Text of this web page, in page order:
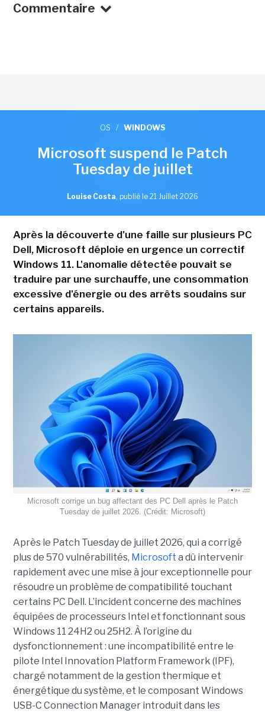
Commentaire
OS / WINDOWS
Microsoft suspend le Patch
Tuesday de juillet
Louise Costa, publié le 21 Juillet 2026
Après la découverte d'une faille sur plusieurs PC
Dell, Microsoft déploie en urgence un correctif
Windows 11. L'anomalie détectée pouvait se
traduire par une surchauffe, une consommation
excessive d'énergie ou des arrêts soudains sur
certains appareils.
Microsoft corrige un bug affectant des PC Dell après le Patch
Tuesday de juillet 2026. (Crédit: Microsoft)
Après le Patch Tuesday de juillet 2026, qui a corrigé
plus de 570 vulnérabilités, Microsoft a dû intervenir
rapidement avec une mise à jour exceptionnell e pour
résoudre un problème de compatibilité touchant
certains PC Dell. L’incident concerne des machines
équipées de processeurs Intel et fonctionnant sous
Windows 11 24H2 ou 25H2. À l’origine du
dysfonctionnement : une incompatibilité entre le
pilote Intel Innovation Platform Framework (IPF),
chargé notamment de la gestion thermique et
énergétique du système, et le composant Windows
USB-C Connection Manager introduit dans les